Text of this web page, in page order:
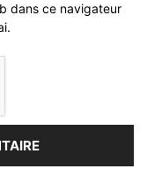
dans ce navigateur